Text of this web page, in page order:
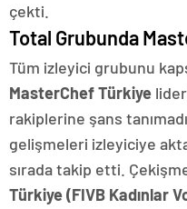
çekti.
Total Grubunda
Tüm izleyici grubunu
MasterChef Türkiye
rakiplerine şans
gelişmeleri izleyiciye
sırada takip etti.
Türkiye (FIVB Kadınlar